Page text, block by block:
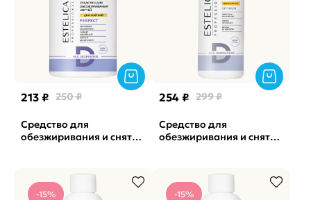
213 ₽ 250 ₽
Средство для
обезжиривания и снятия
254 ₽ 299 ₽
Средство для
обезжиривания и снятия
-15% -15%